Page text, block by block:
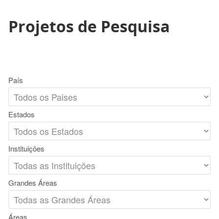
Projetos de Pesquisa
País
Estados
Instituições
Grandes Áreas
Áreas